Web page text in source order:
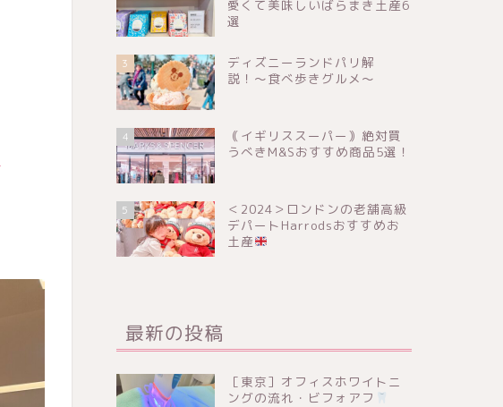
愛くて美味しいばらまき土産6
選
3
ディズニーランドパリ解
説！〜食べ歩きグルメ〜
4
｟イギリススーパー｠絶対買
うべきM&Sおすすめ商品5選！
5
＜2024＞ロンドンの老舗高級
デパートHarrodsおすすめお
土産
最新の投稿
［東京］オフィスホワイトニ
ングの流れ・ビフォアフ